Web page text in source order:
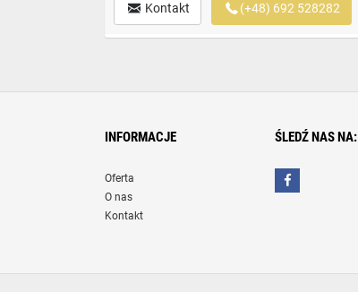
Kontakt (+48) 692 528282
INFORMACJE
Oferta
O nas
Kontakt
ŚLEDŹ NAS NA: